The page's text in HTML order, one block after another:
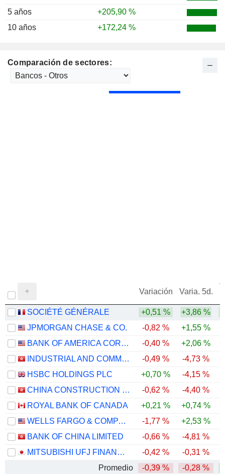
5 años
+205,90 %
10 años
+172,24 %
Comparación de sectores:
Variación Varia. 5d.
SOCIÉTÉ GÉNÉRALE +0,51 % +3,86 %
JPMORGAN CHASE & CO.
-0,82 % +1,55 %
BANK OF AMERICA CORPORATION
-0,40 % +2,06 %
INDUSTRIAL AND COMMERCIAL BANK OF CHINA LIMITED
-0,49 % -4,73 %
HSBC HOLDINGS PLC
+0,70 % -4,15 %
CHINA CONSTRUCTION BANK CORPORATION
-0,62 % -4,40 %
ROYAL BANK OF CANADA
+0,21 % +0,74 %
WELLS FARGO & COMPANY
-1,77 % +2,53 %
BANK OF CHINA LIMITED
-0,66 % -4,81 %
MITSUBISHI UFJ FINANCIAL GROUP, INC.
-0,42 % -0,31 %
Promedio
-0,39 % -0,28 %